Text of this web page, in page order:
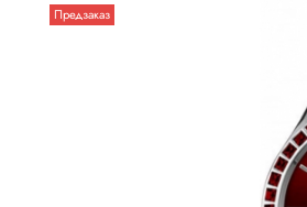
Предзаказ